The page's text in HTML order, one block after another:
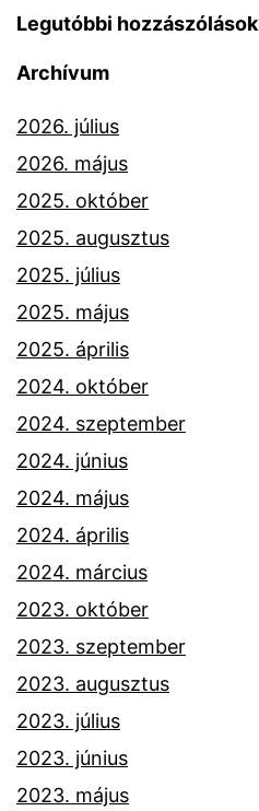
Legutóbbi hozzászólások
Archívum
2026. július
2026. május
2025. október
2025. augusztus
2025. július
2025. május
2025. április
2024. október
2024. szeptember
2024. június
2024. május
2024. április
2024. március
2023. október
2023. szeptember
2023. augusztus
2023. július
2023. június
2023. május